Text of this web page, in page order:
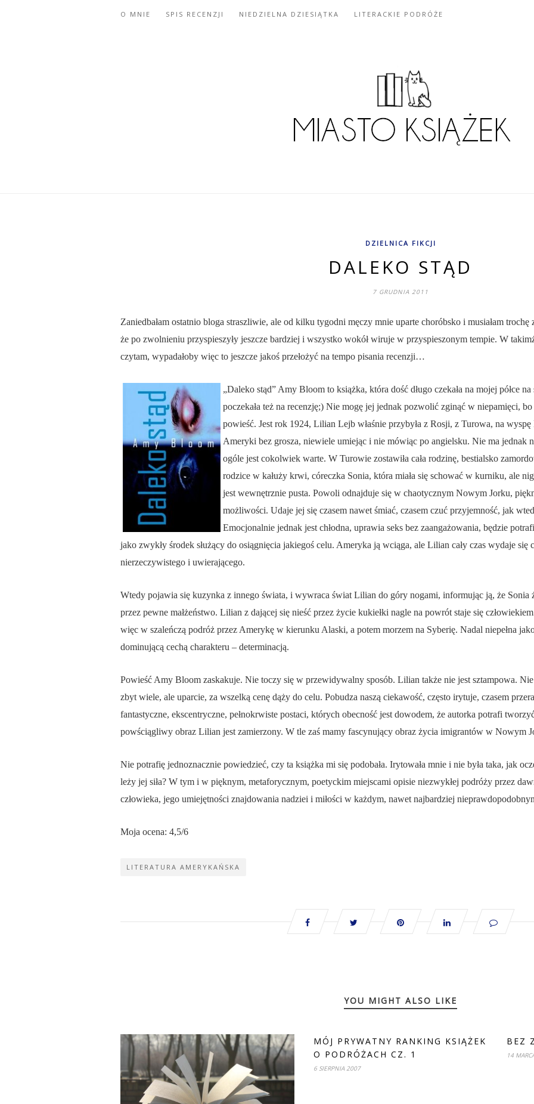
O MNIE SPIS RECENZJI NIEDZIELNA DZIESIĄTKA LITERACKIE PODRÓŻE
DZIELNICA FIKCJI
DALEKO STĄD
7 GRUDNIA 2011
Zaniedbałam ostatnio bloga straszliwie, ale od kilku tygodni męczy mnie uparte choróbsko i musiałam
że po zwolnieniu przyspieszyły jeszcze bardziej i wszystko wokół wiruje w przyspieszonym tempie. W
czytam, wypadałoby więc to jeszcze jakoś przełożyć na tempo pisania recenzji…
„Daleko stąd” Amy Bloom to książka, która dość długo czekała na mojej półce
poczekała też na recenzję;) Nie mogę jej jednak pozwolić zginąć w niepamięci,
powieść. Jest rok 1924, Lilian Lejb właśnie przybyła z Rosji, z Turowa, na
Ameryki bez grosza, niewiele umiejąc i nie mówiąc po angielsku. Nie ma jednak
ogóle jest cokolwiek warte. W Turowie zostawiła cała rodzinę, bestialsko
rodzice w kałuży krwi, córeczka Sonia, która miała się schować w kurniku, ale
jest wewnętrznie pusta. Powoli odnajduje się w chaotycznym Nowym Jorku,
możliwości. Udaje jej się czasem nawet śmiać, czasem czuć przyjemność, jak
Emocjonalnie jednak jest chłodna, uprawia seks bez zaangażowania, będzie
jako zwykły środek służący do osiągnięcia jakiegoś celu. Ameryka ją wciąga, ale Lilian cały czas wydaje
nierzeczywistego i uwierającego.
Wtedy pojawia się kuzynka z innego świata, i wywraca świat Lilian do góry nogami, informując ją, że Sonia
przez pewne małżeństwo. Lilian z dającej się nieść przez życie kukiełki nagle na powrót staje się
więc w szaleńczą podróż przez Amerykę w kierunku Alaski, a potem morzem na Syberię. Nadal niepełna
dominującą cechą charakteru – determinacją.
Powieść Amy Bloom zaskakuje. Nie toczy się w przewidywalny sposób. Lilian także nie jest sztampowa.
zbyt wiele, ale uparcie, za wszelką cenę dąży do celu. Pobudza naszą ciekawość, często irytuje, czasem
fantastyczne, ekscentryczne, pełnokrwiste postaci, których obecność jest dowodem, że autorka potrafi
powściągliwy obraz Lilian jest zamierzony. W tle zaś mamy fascynujący obraz życia imigrantów w Nowym
Nie potrafię jednoznacznie powiedzieć, czy ta książka mi się podobała. Irytowała mnie i nie była taka, jak
leży jej siła? W tym i w pięknym, metaforycznym, poetyckim miejscami opisie niezwykłej podróży przez
człowieka, jego umiejętności znajdowania nadziei i miłości w każdym, nawet najbardziej
Moja ocena: 4,5/6
LITERATURA AMERYKAŃSKA
YOU MIGHT ALSO LIKE
MÓJ PRYWATNY RANKING KSIĄŻEK
O PODRÓŻACH CZ. 1
6 SIERPNIA 2007
BEZ
14